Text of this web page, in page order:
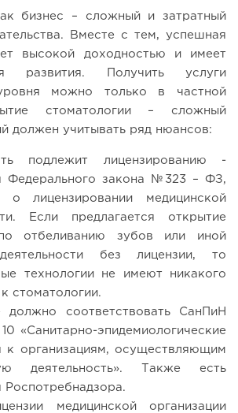
бизнес – сложный и затратный
Вместе с тем, успешная
высокой доходностью и имеет
развития. Получить услуги
можно только в частной
стоматологии – сложный
должен учитывать ряд нюансов:
подлежит лицензированию -
Федерального закона №323 – ФЗ,
о лицензировании медицинской
Если предлагается открытие
отбеливанию зубов или иной
без лицензии, то
технологии не имеют никакого
стоматологии.
должно соответствовать СанПиН
«Санитарно-эпидемиологические
к организациям, осуществляющим
деятельность». Также есть
Роспотребнадзора.
медицинской организации